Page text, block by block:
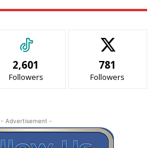
2,601
Followers
781
Followers
- Advertisement -